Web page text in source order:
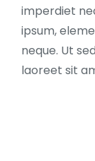
imperdiet
ipsum,
neque. Ut
laoreet sit